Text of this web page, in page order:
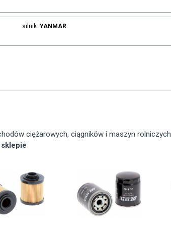
silnik:YANMAR
ciężarowych, ciągników i maszyn rolniczych